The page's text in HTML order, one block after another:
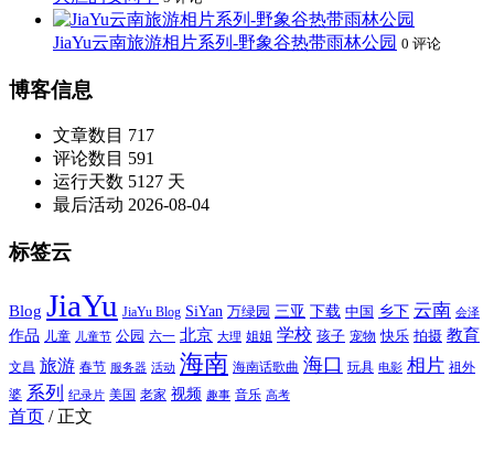
JiaYu云南旅游相片系列-野象谷热带雨林公园 0 评论
博客信息
文章数目 717
评论数目 591
运行天数 5127 天
最后活动 2026-08-04
标签云
Blog JiaYu JiaYu Blog SiYan 万绿园 三亚 下载 中国 乡下 云南 会泽
作品 儿童 儿童节 公园 六一 北京 大理 姐姐 学校 孩子 宠物 快乐 拍摄 教育
文昌 旅游 春节 服务器 活动 海南 海南话歌曲 海口 玩具 电影 相片 祖外
婆 系列 纪录片 美国 老家 视频 趣事 音乐 高考
首页 / 正文